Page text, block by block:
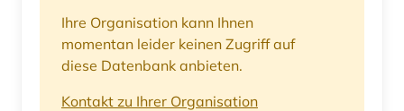
Ihre Organisation kann Ihnen
momentan leider keinen Zugriff auf
diese Datenbank anbieten.
Kontakt zu Ihrer Organisation